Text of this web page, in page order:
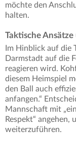
möchte den
halten.
Taktische
Im Hinblick auf die
Darmstadt auf die
reagieren wird.
diesem Heimspiel
den Ball auch
anfangen.“
Mannschaft mit
Respekt“ angehen,
weiterzuführen.